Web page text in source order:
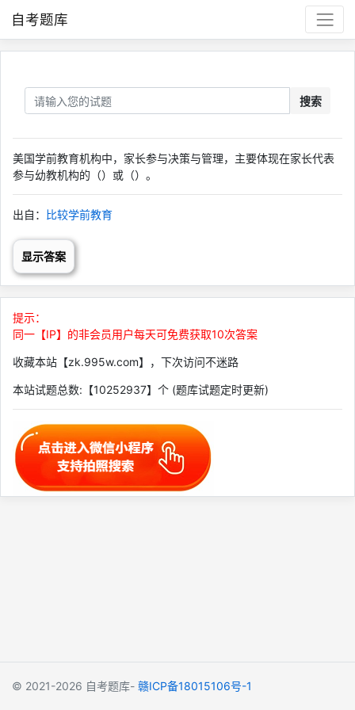
自考题库
搜索
美国学前教育机构中，家长参与决策与管理，主要体现在家长代表
参与幼教机构的（）或（）。
出自： 比较学前教育
显示答案
提示：
同一【IP】的非会员用户每天可免费获取10次答案
收藏本站【zk.995w.com】，下次访问不迷路
本站试题总数:【10252937】个 (题库试题定时更新)
© 2021-2026 自考题库- 赣ICP备18015106号-1